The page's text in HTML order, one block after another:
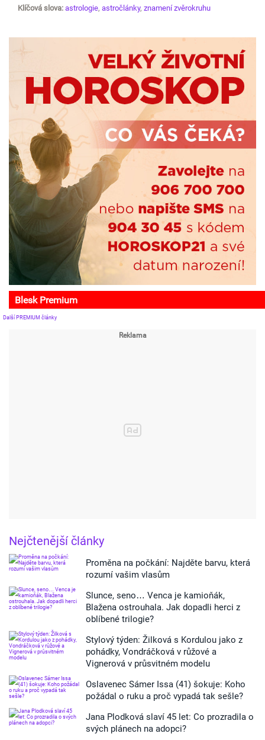
Klíčová slova: astrologie, astročlánky, znamení zvěrokruhu
Blesk Premium
Další PREMIUM články
Nejčtenější články
Proměna na počkání: Najděte barvu, která
rozumí vašim vlasům
Slunce, seno… Venca je kamioňák,
Blažena ostrouhala. Jak dopadli herci z
oblíbené trilogie?
Stylový týden: Žilková s Kordulou jako z
pohádky, Vondráčková v růžové a
Vignerová v průsvitném modelu
Oslavenec Sámer Issa (41) šokuje: Koho
požádal o ruku a proč vypadá tak sešle?
Jana Plodková slaví 45 let: Co prozradila o
svých plánech na adopci?